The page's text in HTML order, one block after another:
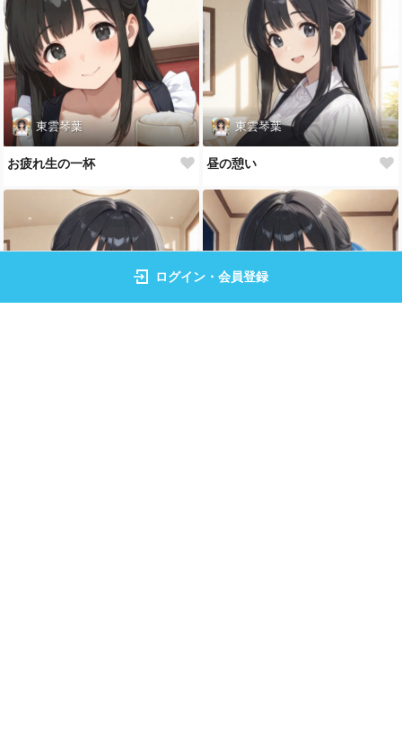
東雲琴葉
お疲れ生の一杯
東雲琴葉
昼の憩い
ログイン・会員登録